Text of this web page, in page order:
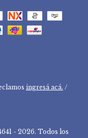
ingresá acá. /
- 2026. Todos los